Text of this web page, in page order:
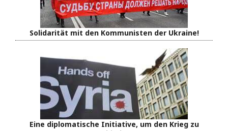
Solidarität mit den Kommunisten der Ukraine!
Eine diplomatische Initiative, um den Krieg zu